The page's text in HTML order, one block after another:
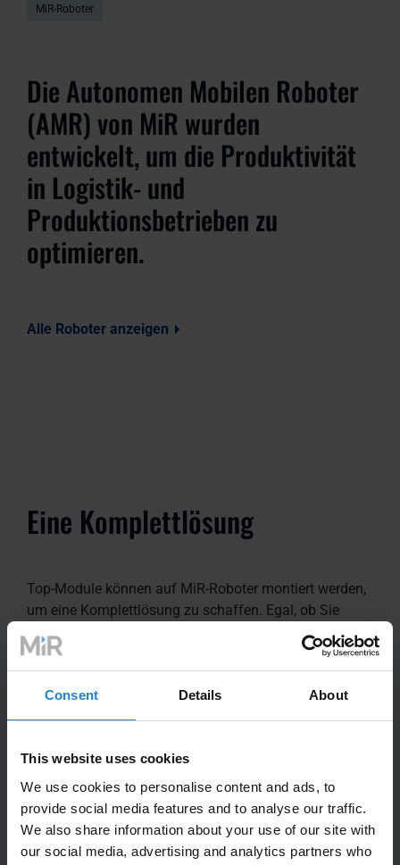
Consent Details About
This website uses cookies
We use cookies to personalise content and ads, to
provide social media features and to analyse our traffic.
We also share information about your use of our site with
our social media, advertising and analytics partners who
MiR-Roboter
Die Autonomen Mobilen Roboter
(AMR) von MiR wurden
entwickelt, um die Produktivität
in Logistik- und
Produktionsbetrieben zu
optimieren.
Alle Roboter anzeigen
Eine Komplettlösung
Top-Module können auf MiR-Roboter montiert werden,
um eine Komplettlösung zu schaffen. Egal, ob Sie
einen Roboter benötigen, der Wagen schleppen kann,
oder einen, der Regale oder Paletten heben und
transportieren kann, MiR hat die passende Lösung für
Sie parat.
eingesetzt werden, erhalten Sie ein einziges
Serviceangebot für Ihre MiR-Roboter und
Spitzenmodule